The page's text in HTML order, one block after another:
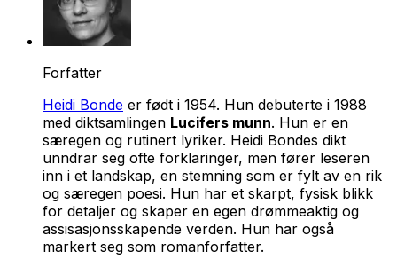
Forfatter
Heidi Bonde er født i 1954. Hun debuterte i 1988
med diktsamlingen Lucifers munn. Hun er en
særegen og rutinert lyriker. Heidi Bondes dikt
unndrar seg ofte forklaringer, men fører leseren
inn i et landskap, en stemning som er fylt av en rik
og særegen poesi. Hun har et skarpt, fysisk blikk
for detaljer og skaper en egen drømmeaktig og
assisasjonsskapende verden. Hun har også
markert seg som romanforfatter.